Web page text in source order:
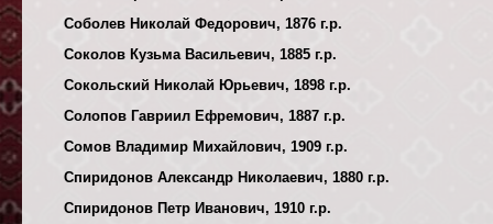
Соболев Николай Федорович, 1876 г.р.
Соколов Кузьма Васильевич, 1885 г.р.
Сокольский Николай Юрьевич, 1898 г.р.
Солопов Гавриил Ефремович, 1887 г.р.
Сомов Владимир Михайлович, 1909 г.р.
Спиридонов Александр Николаевич, 1880 г.р.
Спиридонов Петр Иванович, 1910 г.р.